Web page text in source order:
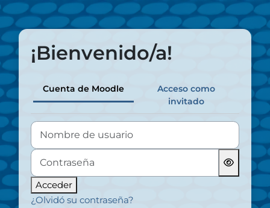
Salta al contenido principal
¡Bienvenido/a!
Cuenta de Moodle
Acceso como
invitado
Nombre de usuario
Contraseña
Acceder
¿Olvidó su contraseña?